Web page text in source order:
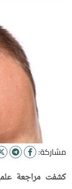
مشاركة:
كشفت مراجعة